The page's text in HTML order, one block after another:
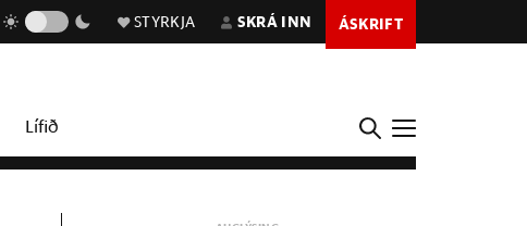
STYRKJA SKRÁ INN ÁSKRIFT
Lífið